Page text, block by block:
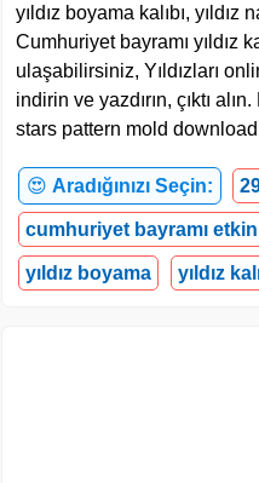
yıldız boyama kalıbı,
Cumhuriyet bayramı yıldız
ulaşabilirsiniz, Yıldızları
indirin ve yazdırın, çıktı
stars pattern mold
😍 Aradığınızı Seçin:
cumhuriyet bayramı
yıldız boyama yıldız